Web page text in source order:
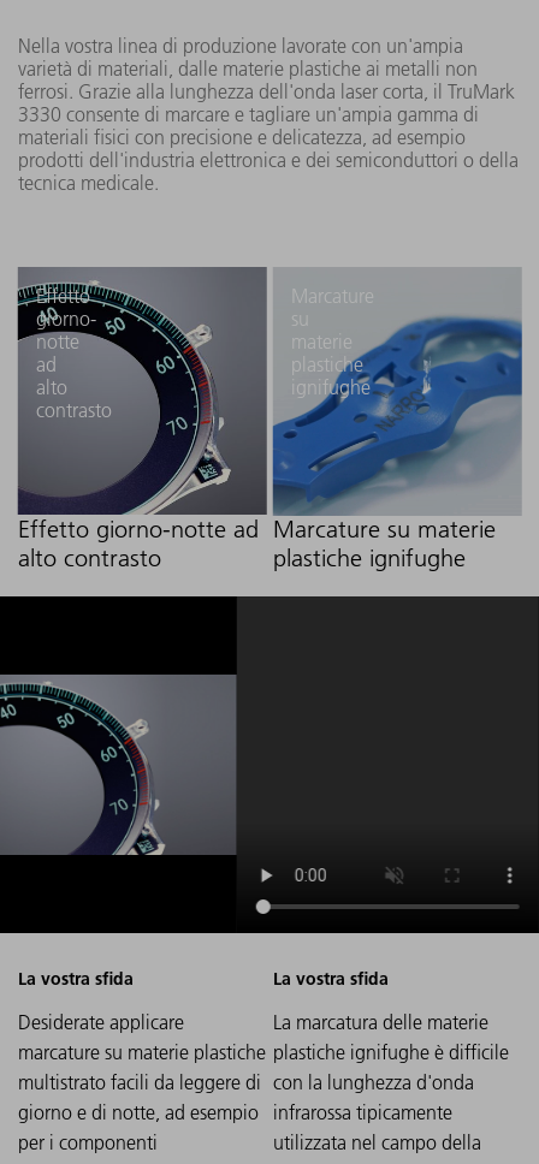
Nella vostra linea di produzione lavorate con un'ampia
varietà di materiali, dalle materie plastiche ai metalli non
ferrosi. Grazie alla lunghezza dell'onda laser corta, il TruMark
3330 consente di marcare e tagliare un'ampia gamma di
materiali fisici con precisione e delicatezza, ad esempio
prodotti dell'industria elettronica e dei semiconduttori o della
tecnica medicale.
Effetto
giorno-
notte
ad
alto
contrasto
Effetto giorno-notte ad
alto contrasto
Desiderate applicare
marcature su materie plastiche
multistrato facili da leggere di
giorno e di notte, ad esempio
per i componenti
Marcature
su
materie
plastiche
ignifughe
Marcature su materie
plastiche ignifughe
La marcatura delle materie
plastiche ignifughe è difficile
con la lunghezza d'onda
infrarossa tipicamente
utilizzata nel campo della